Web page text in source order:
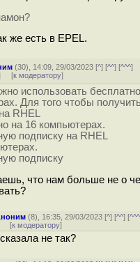
же есть в EPEL.
(30), 14:09, 29/03/2023 [^] [^^] [^^^]
[к модератору]
использовать
Для того чтобы
RHEL
на 16 компьютерах.
подписку на RHEL
подписку
что нам больше не о
(8), 16:35, 29/03/2023 [^] [^^] [^^^
[к модератору]
не так?